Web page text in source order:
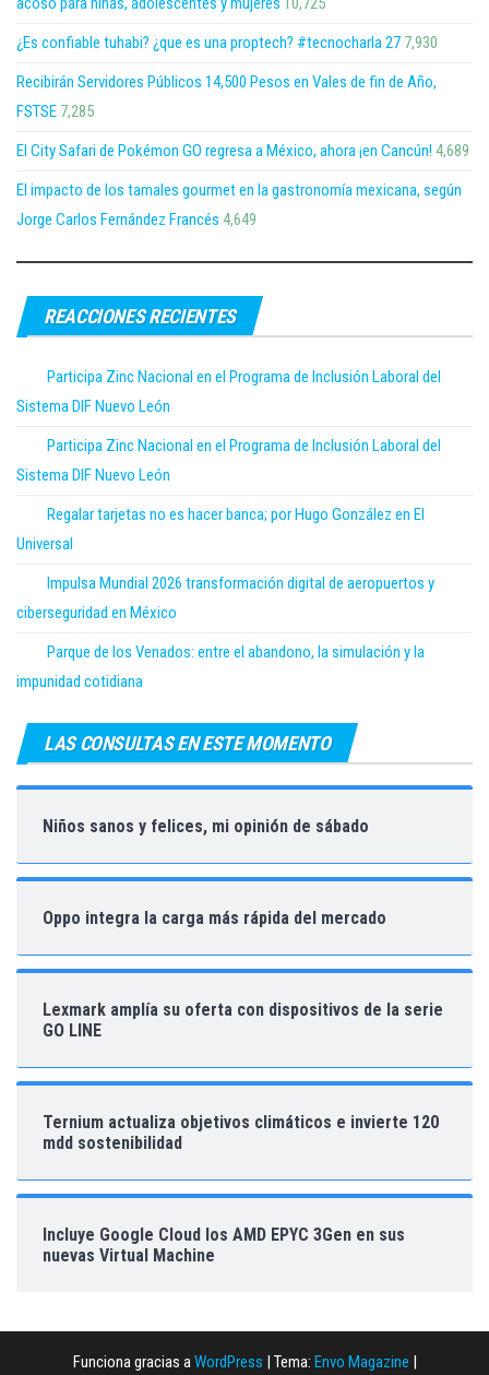
¿Es confiable tuhabi? ¿que es una proptech? #tecnocharla 27 7,930
Recibirán Servidores Públicos 14,500 Pesos en Vales de fin de Año,
FSTSE 7,285
El City Safari de Pokémon GO regresa a México, ahora ¡en Cancún! 4,689
El impacto de los tamales gourmet en la gastronomía mexicana, según
Jorge Carlos Fernández Francés 4,649
REACCIONES RECIENTES
Participa Zinc Nacional en el Programa de Inclusión Laboral del
Sistema DIF Nuevo León
Participa Zinc Nacional en el Programa de Inclusión Laboral del
Sistema DIF Nuevo León
Regalar tarjetas no es hacer banca; por Hugo González en El
Universal
Impulsa Mundial 2026 transformación digital de aeropuertos y
ciberseguridad en México
Parque de los Venados: entre el abandono, la simulación y la
impunidad cotidiana
LAS CONSULTAS EN ESTE MOMENTO
Niños sanos y felices, mi opinión de sábado
Oppo integra la carga más rápida del mercado
Lexmark amplía su oferta con dispositivos de la serie
GO LINE
Ternium actualiza objetivos climáticos e invierte 120
mdd sostenibilidad
Incluye Google Cloud los AMD EPYC 3Gen en sus
nuevas Virtual Machine
Funciona gracias aWordPress Tema: Envo Magazine